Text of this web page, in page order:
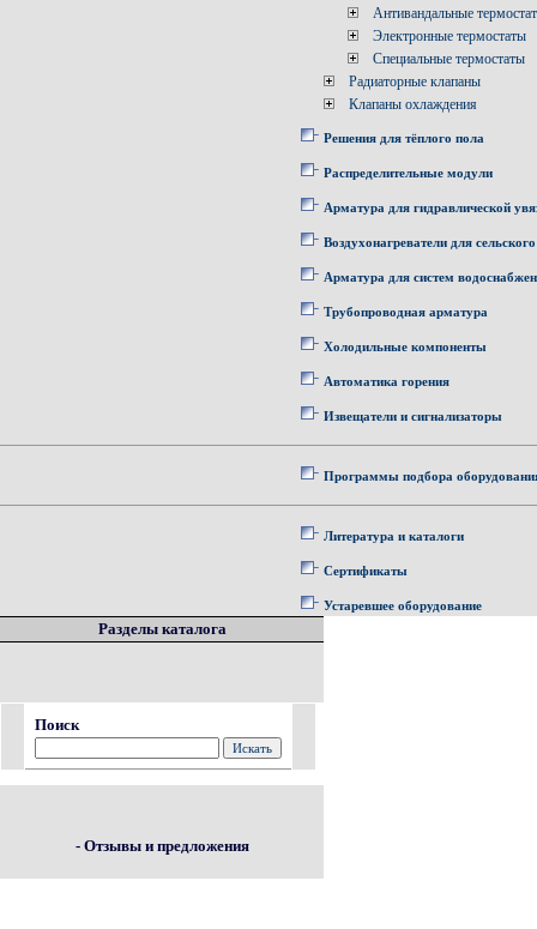
Антивандальные
Электронные термостаты
Специальные термостаты
Радиаторные клапаны
Клапаны охлаждения
Решения для тёплого пола
Распределительные модули
Арматура для гидравлической
Воздухонагреватели для
Арматура для систем
Трубопроводная арматура
Холодильные компоненты
Автоматика горения
Извещатели и сигнализаторы
Программы подбора
Литература и каталоги
Сертификаты
Устаревшее оборудование
Разделы каталога
Поиск
- Отзывы и предложения